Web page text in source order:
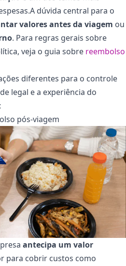
dúvida central para o
valores antes da viagem ou
. Para regras gerais sobre
veja o guia sobre reembolso
diferentes para o controle
legal e a experiência do
pós-viagem
antecipa um valor
para cobrir custos como